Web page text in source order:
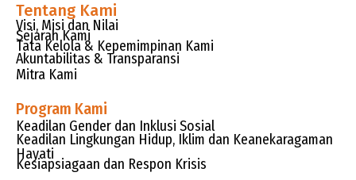
Tentang Kami
Visi, Misi dan Nilai
Sejarah Kami
Tata Kelola & Kepemimpinan Kami
Akuntabilitas & Transparansi
Mitra Kami
Program Kami
Keadilan Gender dan Inklusi Sosial
Keadilan Lingkungan Hidup, Iklim dan Keanekaragaman
Hayati
Kesiapsiagaan dan Respon Krisis